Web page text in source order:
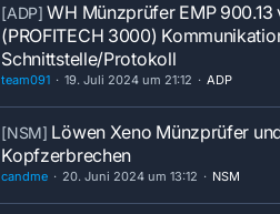
[ADP]WH Münzprüfer EMP 900.13
(PROFITECH 3000)
Schnittstelle/Protokoll
team091 19. Juli 2024 um 21:12 ADP
[NSM] Löwen Xeno Münzprüfer
Kopfzerbrechen
candme 20. Juni 2024 um 13:12 NSM